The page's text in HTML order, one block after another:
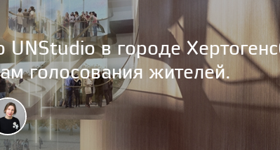
в городе
голосования жителей.